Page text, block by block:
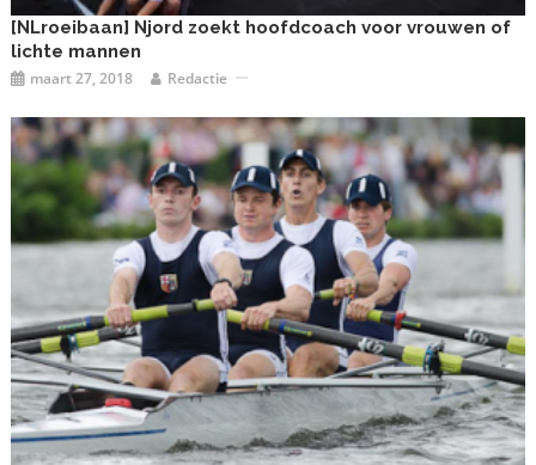
[NLroeibaan] Njord zoekt hoofdcoach voor vrouwen of
lichte mannen
maart 27, 2018 Redactie